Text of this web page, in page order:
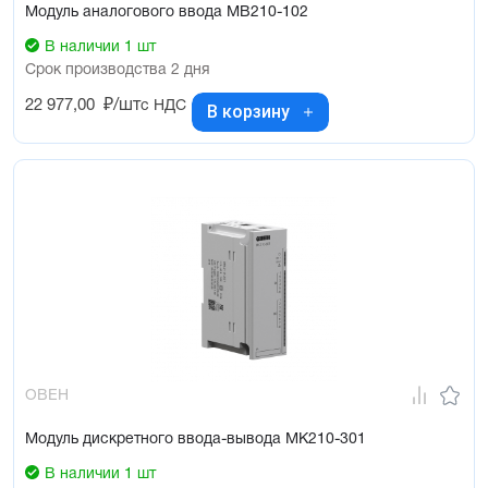
Модуль аналогового ввода МВ210-102
В наличии 1 шт
Срок производства 2 дня
22 977,00 ₽/штс НДС В корзину
ОВЕН
Модуль дискретного ввода-вывода МК210-301
В наличии 1 шт